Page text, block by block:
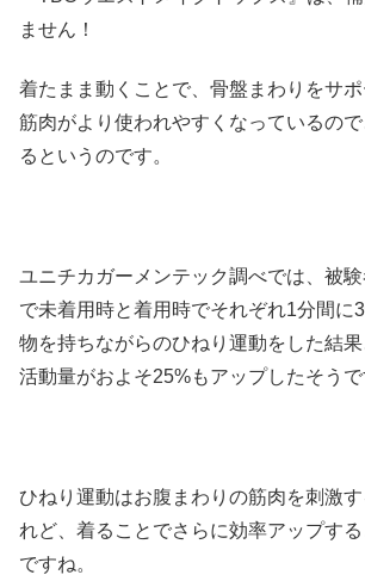
ません！
着たまま動くことで、骨盤まわりをサ
筋肉がより使われやすくなっているの
るというのです。
ユニチカガーメンテック調べでは、被
で未着用時と着用時でそれぞれ1分間に
物を持ちながらのひねり運動をした結
活動量がおよそ25%もアップしたそうで
ひねり運動はお腹まわりの筋肉を刺激
れど、着ることでさらに効率アップす
ですね。